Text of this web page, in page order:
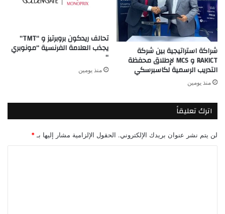
شراكة استراتيجية بين شركة
RAKICT و MCS لإطلاق محفظة
التدريب الرسمية لكاسبرسكي
منذ يومين
تحالف ريدكون بروبرتيز و “TMT”
يجذب العلامة الفرنسية “مونوبري
“
منذ يومين
اترك تعليقاً
لن يتم نشر عنوان بريدك الإلكتروني. الحقول الإلزامية مشار إليها بـ *